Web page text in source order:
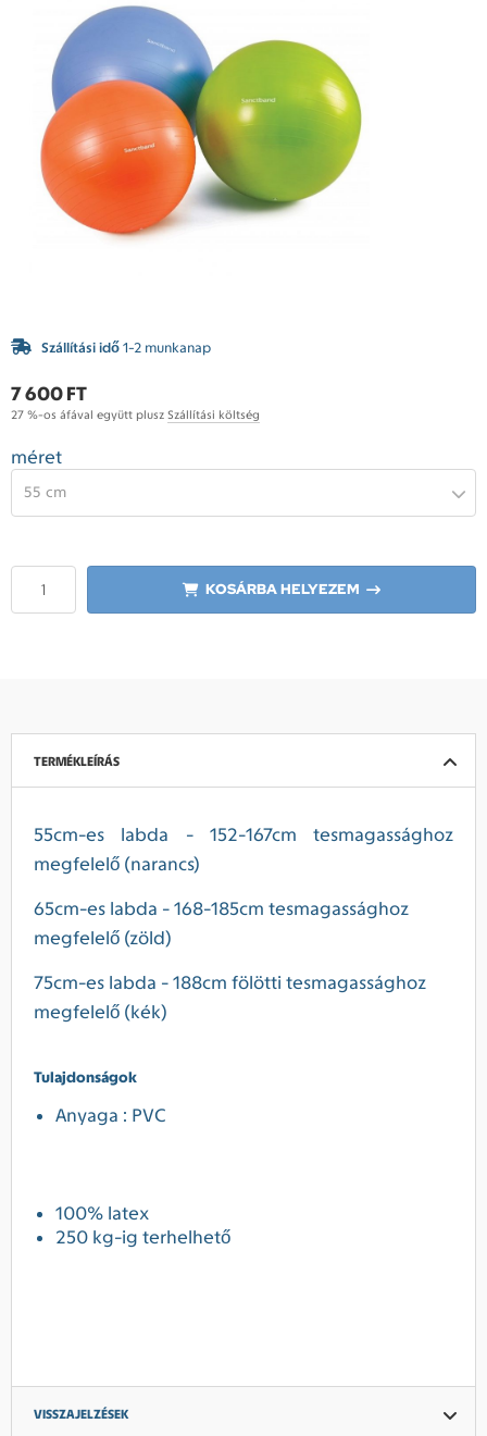
Szállítási idő 1-2 munkanap
7 600 FT
27 %-os áfával együtt plusz Szállítási költség
méret
55 cm
KOSÁRBA HELYEZEM
TERMÉKLEÍRÁS
55cm-es labda - 152-167cm tesmagassághoz
megfelelő (narancs)
65cm-es labda - 168-185cm tesmagassághoz
megfelelő (zöld)
75cm-es labda - 188cm fölötti tesmagassághoz
megfelelő (kék)
Tulajdonságok
Anyaga : PVC
100% latex
250 kg-ig terhelhető
VISSZAJELZÉSEK